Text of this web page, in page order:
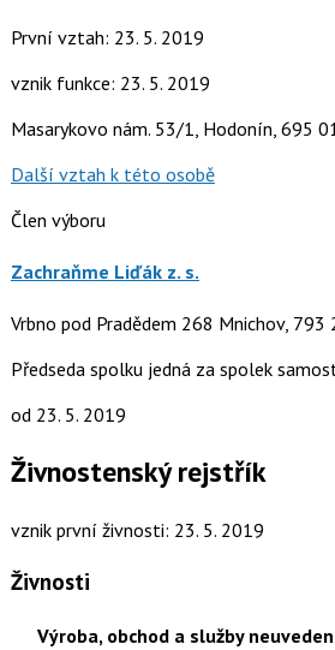
První vztah: 23. 5. 2019
vznik funkce: 23. 5. 2019
Masarykovo nám. 53/1, Hodonín, 695
Další vztah k této osobě
Člen výboru
Zachraňme Liďák z. s.
Vrbno pod Pradědem 268 Mnichov, 793
Předseda spolku jedná za spolek
od 23. 5. 2019
Živnostenský rejstřík
vznik první živnosti: 23. 5. 2019
Živnosti
Výroba, obchod a služby